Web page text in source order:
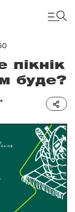
пікнік
буде?